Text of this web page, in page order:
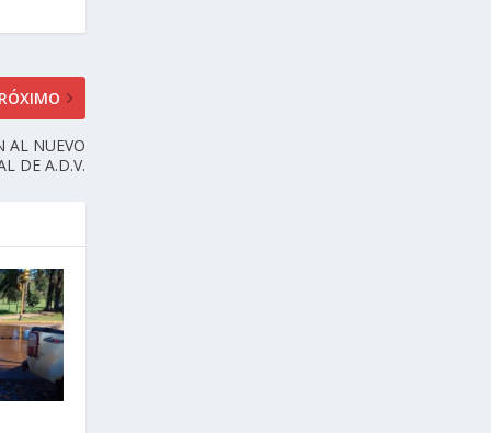
AL NUEVO
DE A.D.V.